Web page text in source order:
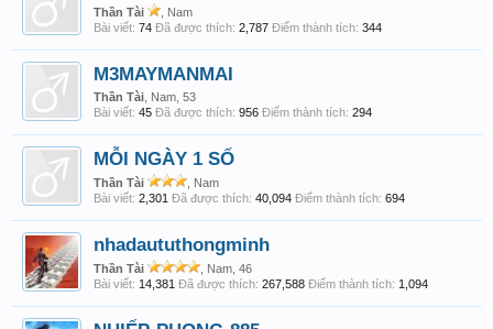
Thần Tài
, Nam
Bài viết: 74 Đã được thích: 2,787 Điểm thành tích: 344
M3MAYMANMAI
Thần Tài , Nam, 53
Bài viết: 45 Đã được thích: 956 Điểm thành tích: 294
MỖI NGÀY 1 SỐ
Thần Tài
, Nam
Bài viết: 2,301 Đã được thích: 40,094 Điểm thành tích: 694
nhadaututhongminh
Thần Tài
, Nam, 46
Bài viết: 14,381 Đã được thích: 267,588 Điểm thành tích: 1,094